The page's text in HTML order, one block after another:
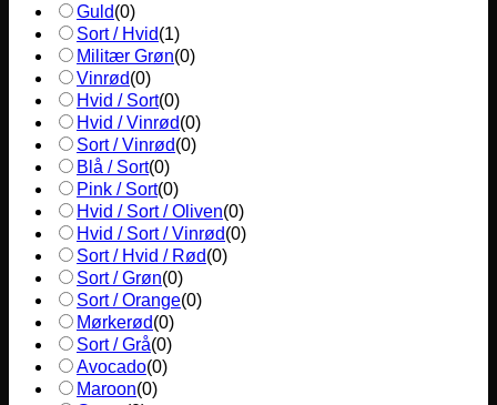
Guld(0)
Sort / Hvid(1)
Militær Grøn(0)
Vinrød(0)
Hvid / Sort(0)
Hvid / Vinrød(0)
Sort / Vinrød(0)
Blå / Sort(0)
Pink / Sort(0)
Hvid / Sort / Oliven(0)
Hvid / Sort / Vinrød(0)
Sort / Hvid / Rød(0)
Sort / Grøn(0)
Sort / Orange(0)
Mørkerød(0)
Sort / Grå(0)
Avocado(0)
Maroon(0)